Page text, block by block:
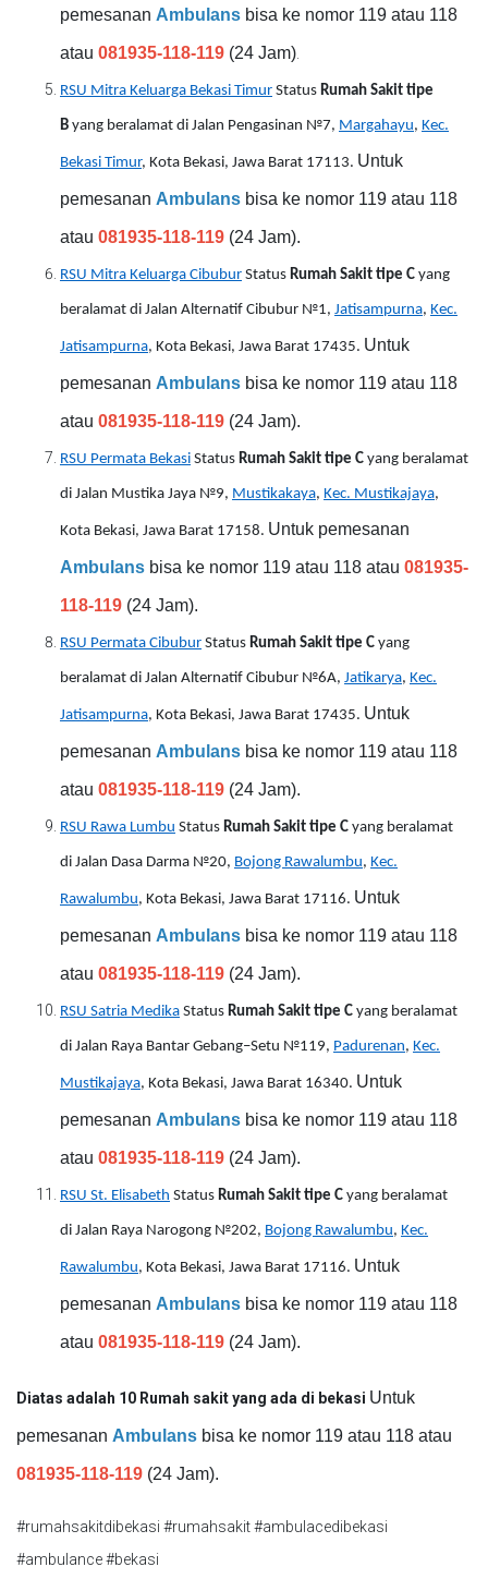
pemesanan Ambulans bisa ke nomor 119 atau 118
atau 081935-118-119 (24 Jam).
RSU Mitra Keluarga Bekasi Timur Status Rumah Sakit tipe
B yang beralamat di Jalan Pengasinan №7, Margahayu, Kec.
Bekasi Timur, Kota Bekasi, Jawa Barat 17113. Untuk
pemesanan Ambulans bisa ke nomor 119 atau 118
atau 081935-118-119 (24 Jam).
RSU Mitra Keluarga Cibubur Status Rumah Sakit tipe C yang
beralamat di Jalan Alternatif Cibubur №1, Jatisampurna, Kec.
Jatisampurna, Kota Bekasi, Jawa Barat 17435. Untuk
pemesanan Ambulans bisa ke nomor 119 atau 118
atau 081935-118-119 (24 Jam).
RSU Permata Bekasi Status Rumah Sakit tipe C yang beralamat
di Jalan Mustika Jaya №9, Mustikakaya, Kec. Mustikajaya,
Kota Bekasi, Jawa Barat 17158. Untuk pemesanan
Ambulans bisa ke nomor 119 atau 118 atau 081935-
118-119 (24 Jam).
RSU Permata Cibubur Status Rumah Sakit tipe C yang
beralamat di Jalan Alternatif Cibubur №6A, Jatikarya, Kec.
Jatisampurna, Kota Bekasi, Jawa Barat 17435. Untuk
pemesanan Ambulans bisa ke nomor 119 atau 118
atau 081935-118-119 (24 Jam).
RSU Rawa Lumbu Status Rumah Sakit tipe C yang beralamat
di Jalan Dasa Darma №20, Bojong Rawalumbu, Kec.
Rawalumbu, Kota Bekasi, Jawa Barat 17116. Untuk
pemesanan Ambulans bisa ke nomor 119 atau 118
atau 081935-118-119 (24 Jam).
RSU Satria Medika Status Rumah Sakit tipe C yang beralamat
di Jalan Raya Bantar Gebang–Setu №119, Padurenan, Kec.
Mustikajaya, Kota Bekasi, Jawa Barat 16340. Untuk
pemesanan Ambulans bisa ke nomor 119 atau 118
atau 081935-118-119 (24 Jam).
RSU St. Elisabeth Status Rumah Sakit tipe C yang beralamat
di Jalan Raya Narogong №202, Bojong Rawalumbu, Kec.
Rawalumbu, Kota Bekasi, Jawa Barat 17116. Untuk
pemesanan Ambulans bisa ke nomor 119 atau 118
atau 081935-118-119 (24 Jam).
Diatas adalah 10 Rumah sakit yang ada di bekasi Untuk
pemesanan Ambulans bisa ke nomor 119 atau 118 atau
081935-118-119 (24 Jam).
#rumahsakitdibekasi #rumahsakit #ambulacedibekasi
#ambulance #bekasi